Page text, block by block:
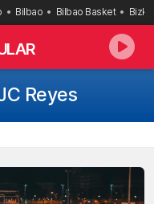
Bilbao Bilbao Basket
Reyes